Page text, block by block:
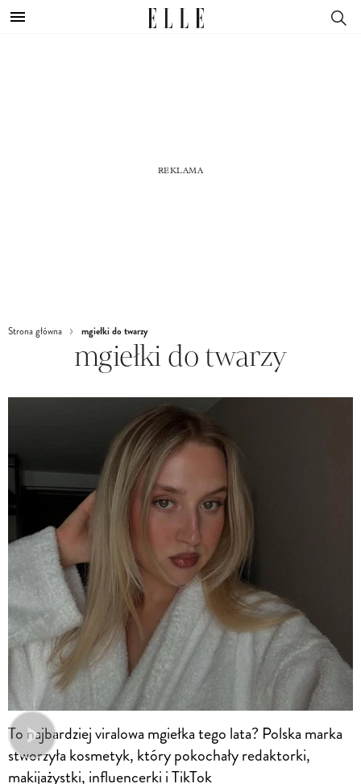
Strona główna mgiełki do twarzy
mgiełki do twarzy
To najbardziej viralowa mgiełka tego lata? Polska marka
stworzyła kosmetyk, który pokochały redaktorki,
makijażystki, influencerki i TikTok